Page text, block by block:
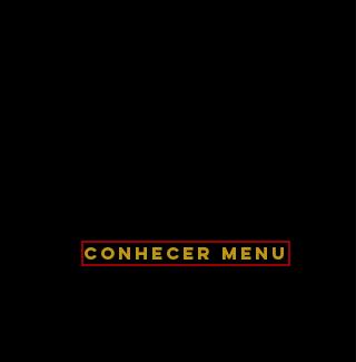
CONHECER MENU